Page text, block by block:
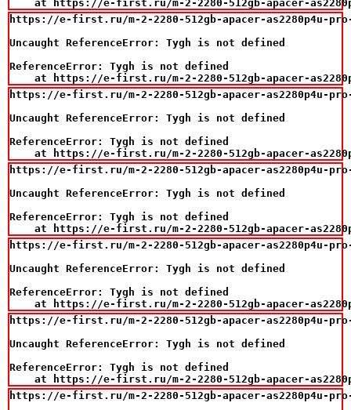
at https://e-first.ru/m-2-2280-512gb-apacer-
https://e-first.ru/m-2-2280-512gb-apacer-as2280p4u-pro-
Uncaught ReferenceError: Tygh is not defined
ReferenceError: Tygh is not defined
at https://e-first.ru/m-2-2280-512gb-apacer-
https://e-first.ru/m-2-2280-512gb-apacer-as2280p4u-pro-
Uncaught ReferenceError: Tygh is not defined
ReferenceError: Tygh is not defined
at https://e-first.ru/m-2-2280-512gb-apacer-
https://e-first.ru/m-2-2280-512gb-apacer-as2280p4u-pro-
Uncaught ReferenceError: Tygh is not defined
ReferenceError: Tygh is not defined
at https://e-first.ru/m-2-2280-512gb-apacer-
https://e-first.ru/m-2-2280-512gb-apacer-as2280p4u-pro-
Uncaught ReferenceError: Tygh is not defined
ReferenceError: Tygh is not defined
at https://e-first.ru/m-2-2280-512gb-apacer-
https://e-first.ru/m-2-2280-512gb-apacer-as2280p4u-pro-
Uncaught ReferenceError: Tygh is not defined
ReferenceError: Tygh is not defined
at https://e-first.ru/m-2-2280-512gb-apacer-
https://e-first.ru/m-2-2280-512gb-apacer-as2280p4u-pro-